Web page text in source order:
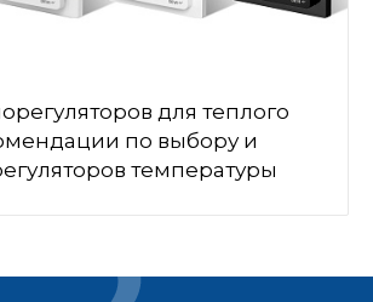
для теплого
по выбору и
температуры